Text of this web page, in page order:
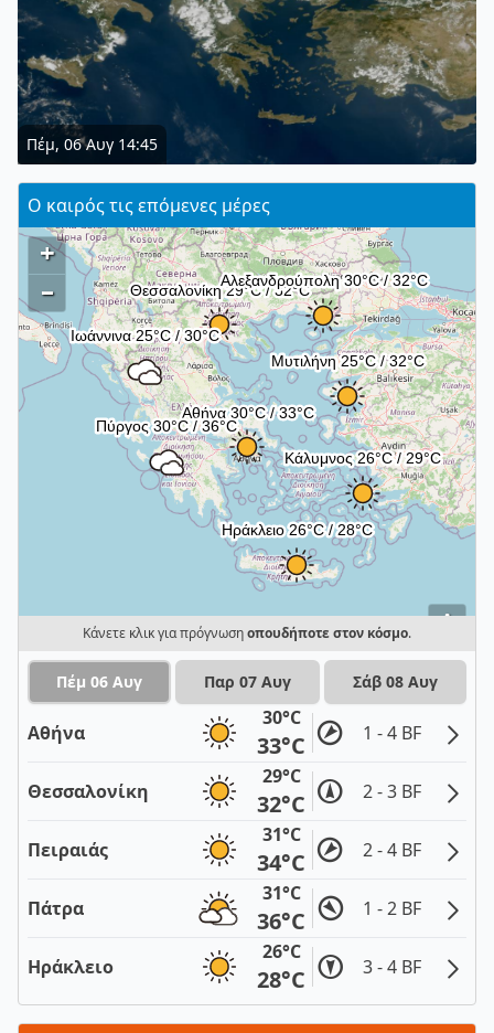
Πέμ, 06 Αυγ 14:45
Ο καιρός τις επόμενες μέρες
i
+
–
Κάνετε κλικ για πρόγνωσηοπουδήποτε στον κόσμο.
Πέμ 06 Αυγ Παρ 07 Αυγ Σάβ 08 Αυγ
Αθήνα
30°C
33°C 1 - 4 BF
Θεσσαλονίκη
29°C
32°C 2 - 3 BF
Πειραιάς
31°C
34°C 2 - 4 BF
Πάτρα
31°C
36°C 1 - 2 BF
Ηράκλειο
26°C
28°C 3 - 4 BF